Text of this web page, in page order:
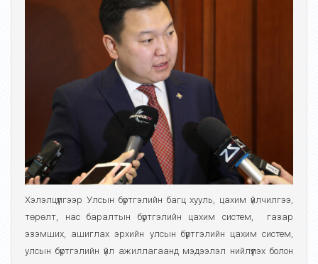
Хэлэлцүүлгээр Улсын бүртгэлийн багц хууль, цахим үйлчилгээ,
төрөлт, нас баралтын бүртгэлийн цахим систем, газар
эзэмших, ашиглах эрхийн улсын бүртгэлийн цахим систем,
улсын бүртгэлийн үйл ажиллагаанд мэдээлэл нийлүүлэх болон